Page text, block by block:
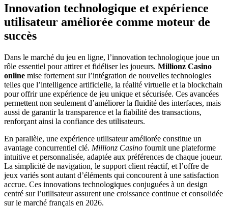
Innovation technologique et expérience
utilisateur améliorée comme moteur de
succès
Dans le marché du jeu en ligne, l’innovation technologique joue un
rôle essentiel pour attirer et fidéliser les joueurs. Millionz Casino
online mise fortement sur l’intégration de nouvelles technologies
telles que l’intelligence artificielle, la réalité virtuelle et la blockchain
pour offrir une expérience de jeu unique et sécurisée. Ces avancées
permettent non seulement d’améliorer la fluidité des interfaces, mais
aussi de garantir la transparence et la fiabilité des transactions,
renforçant ainsi la confiance des utilisateurs.
En parallèle, une expérience utilisateur améliorée constitue un
avantage concurrentiel clé. Millionz Casino fournit une plateforme
intuitive et personnalisée, adaptée aux préférences de chaque joueur.
La simplicité de navigation, le support client réactif, et l’offre de
jeux variés sont autant d’éléments qui concourent à une satisfaction
accrue. Ces innovations technologiques conjuguées à un design
centré sur l’utilisateur assurent une croissance continue et consolidée
sur le marché français en 2026.